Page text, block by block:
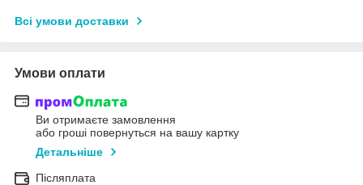
Всі умови доставки
Умови оплати
Ви отримаєте замовлення
або гроші повернуться на вашу картку
Детальніше
Післяплата